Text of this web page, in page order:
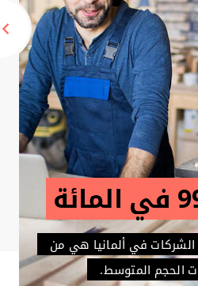
أوروبا في الاختراع.